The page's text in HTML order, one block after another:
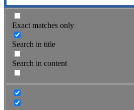
Exact matches only
Search in title
Search in content